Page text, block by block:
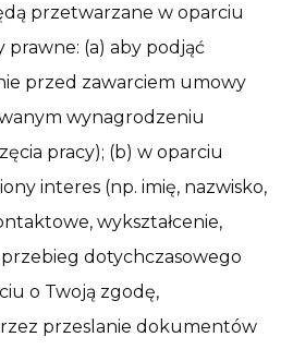
przetwarzane w oparciu
(a) aby podjąć
przed zawarciem umowy
wynagrodzeniu
pracy); (b) w oparciu
interes (np. imię, nazwisko,
wykształcenie,
dotychczasowego
o Twoją zgodę,
przeslanie dokumentów